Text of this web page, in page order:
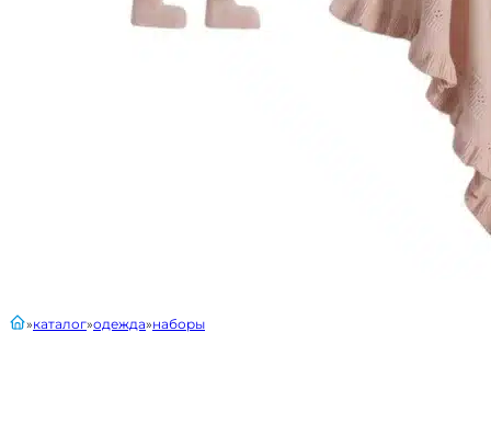
главнаякаталог одежда наборы